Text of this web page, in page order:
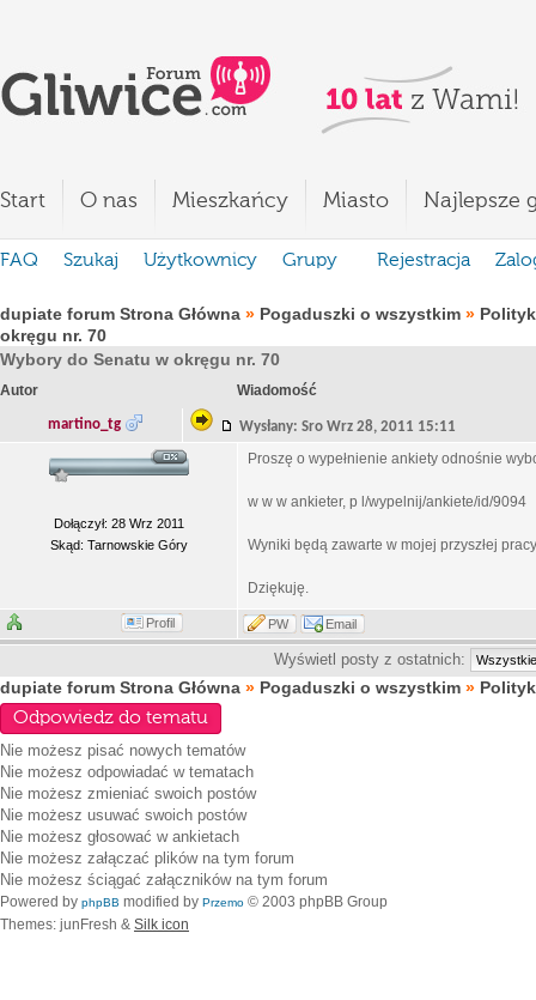
Start O nas Mieszkańcy Miasto Najlepsze
FAQ Szukaj Użytkownicy Grupy Rejestracja
dupiate forum Strona Główna » Pogaduszki o wszystkim »
okręgu nr. 70
Wybory do Senatu w okręgu nr. 70
Autor Wiadomość
martino_tg Wysłany: Sro Wrz 28, 2011 15:11
Dołączył: 28 Wrz 2011
Skąd: Tarnowskie Góry
Proszę o wypełnienie ankiety odnośnie
w w w ankieter, p l/wypelnij/ankiete/id/9094
Wyniki będą zawarte w mojej przyszłej
Dziękuję.
Profil PW Email
Wyświetl posty z ostatnich:
dupiate forum Strona Główna » Pogaduszki o wszystkim »
Odpowiedz do tematu
Nie możesz pisać nowych tematów
Nie możesz odpowiadać w tematach
Nie możesz zmieniać swoich postów
Nie możesz usuwać swoich postów
Nie możesz głosować w ankietach
Nie możesz załączać plików na tym forum
Nie możesz ściągać załączników na tym forum
Powered by phpBB modified by Przemo © 2003 phpBB Group
Themes: junFresh & Silk icon